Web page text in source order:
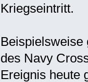
Kriegseintritt.
Beispielsweise
des Navy
Ereignis heute